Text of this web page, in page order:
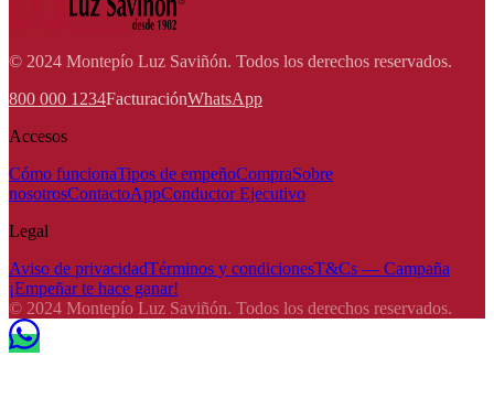
© 2024 Montepío Luz Saviñón. Todos los derechos reservados.
800 000 1234FacturaciónWhatsApp
Accesos
Cómo funcionaTipos de empeñoCompraSobre
nosotrosContactoAppConductor Ejecutivo
Legal
Aviso de privacidadTérminos y condicionesT&Cs — Campaña
¡Empeñar te hace ganar!
© 2024 Montepío Luz Saviñón. Todos los derechos reservados.